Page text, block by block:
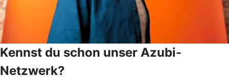
Kennst du schon unser Azubi-
Netzwerk?